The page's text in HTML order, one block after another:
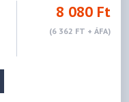
8 080 Ft
(6 362 FT + ÁFA)